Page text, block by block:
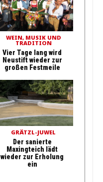
WEIN, MUSIK UND
TRADITION
Vier Tage lang wird
Neustift wieder zur
großen Festmeile
GRÄTZL-JUWEL
Der sanierte
Maxingteich lädt
wieder zur Erholung
ein